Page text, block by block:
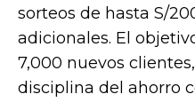
sorteos de hasta S/
adicionales. El
7,000 nuevos
disciplina del ahorro